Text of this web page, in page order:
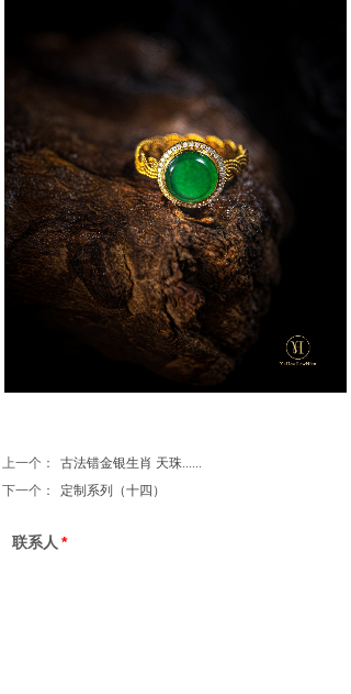
上一个：
古法错金银生肖 天珠......
下一个：
定制系列（十四）
联系人 *